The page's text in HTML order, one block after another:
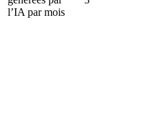
l’IA par mois